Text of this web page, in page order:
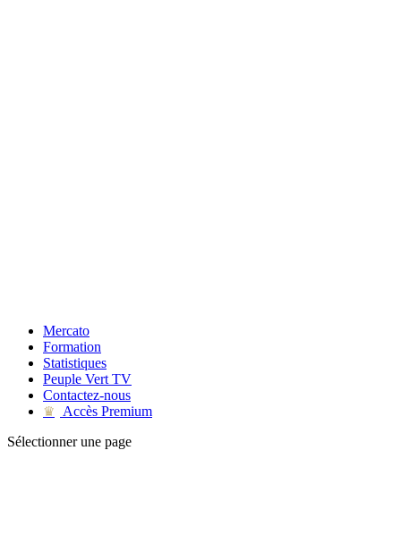
Mercato
Formation
Statistiques
Peuple Vert TV
Contactez-nous
♛
Accès Premium
Sélectionner une page